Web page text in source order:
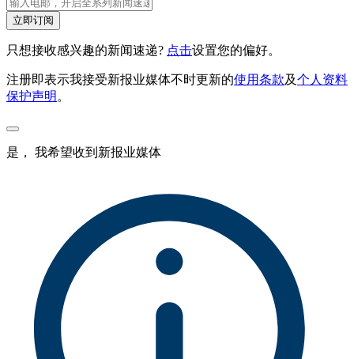
立即订阅
只想接收感兴趣的新闻速递? 点击设置您的偏好。
注册即表示我接受新报业媒体不时更新的使用条款及个人资料
保护声明 。
是， 我希望收到新报业媒体